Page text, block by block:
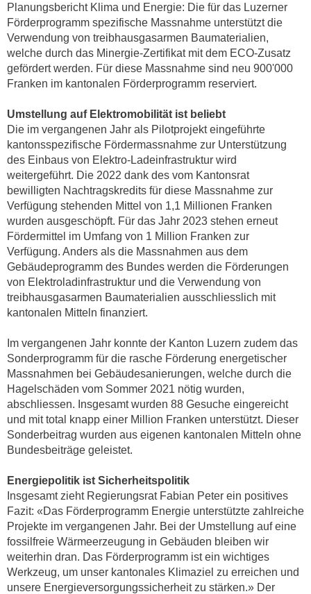
Planungsbericht Klima und Energie: Die für das Luzerner
Förderprogramm spezifische Massnahme unterstützt die
Verwendung von treibhausgasarmen Baumaterialien,
welche durch das Minergie-Zertifikat mit dem ECO-Zusatz
gefördert werden. Für diese Massnahme sind neu 900'000
Franken im kantonalen Förderprogramm reserviert.
Umstellung auf Elektromobilität ist beliebt
Die im vergangenen Jahr als Pilotprojekt eingeführte
kantonsspezifische Fördermassnahme zur Unterstützung
des Einbaus von Elektro-Ladeinfrastruktur wird
weitergeführt. Die 2022 dank des vom Kantonsrat
bewilligten Nachtragskredits für diese Massnahme zur
Verfügung stehenden Mittel von 1,1 Millionen Franken
wurden ausgeschöpft. Für das Jahr 2023 stehen erneut
Fördermittel im Umfang von 1 Million Franken zur
Verfügung. Anders als die Massnahmen aus dem
Gebäudeprogramm des Bundes werden die Förderungen
von Elektroladinfrastruktur und die Verwendung von
treibhausgasarmen Baumaterialien ausschliesslich mit
kantonalen Mitteln finanziert.
Im vergangenen Jahr konnte der Kanton Luzern zudem das
Sonderprogramm für die rasche Förderung energetischer
Massnahmen bei Gebäudesanierungen, welche durch die
Hagelschäden vom Sommer 2021 nötig wurden,
abschliessen. Insgesamt wurden 88 Gesuche eingereicht
und mit total knapp einer Million Franken unterstützt. Dieser
Sonderbeitrag wurden aus eigenen kantonalen Mitteln ohne
Bundesbeiträge geleistet.
Energiepolitik ist Sicherheitspolitik
Insgesamt zieht Regierungsrat Fabian Peter ein positives
Fazit: «Das Förderprogramm Energie unterstützte zahlreiche
Projekte im vergangenen Jahr. Bei der Umstellung auf eine
fossilfreie Wärmeerzeugung in Gebäuden bleiben wir
weiterhin dran. Das Förderprogramm ist ein wichtiges
Werkzeug, um unser kantonales Klimaziel zu erreichen und
unsere Energieversorgungssicherheit zu stärken.» Der